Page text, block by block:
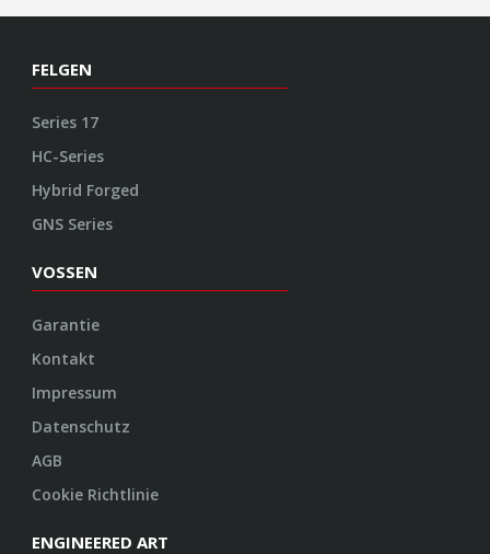
FELGEN
Series 17
HC-Series
Hybrid Forged
GNS Series
VOSSEN
Garantie
Kontakt
Impressum
Datenschutz
AGB
Cookie Richtlinie
ENGINEERED ART